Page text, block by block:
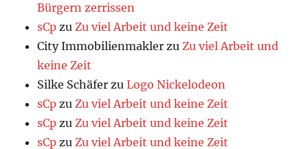
Bürgern zerrissen
sCp zuZu viel Arbeit und keine Zeit
City Immobilienmakler zuZu viel Arbeit und
keine Zeit
Silke Schäfer zuLogo Nickelodeon
sCp zuZu viel Arbeit und keine Zeit
sCp zuZu viel Arbeit und keine Zeit
sCp zuZu viel Arbeit und keine Zeit